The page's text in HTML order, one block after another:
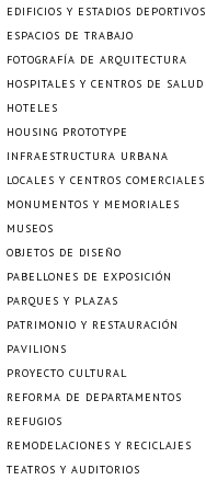
EDIFICIOS Y ESTADIOS DEPORTIVOS
ESPACIOS DE TRABAJO
FOTOGRAFÍA DE ARQUITECTURA
HOSPITALES Y CENTROS DE SALUD
HOTELES
HOUSING PROTOTYPE
INFRAESTRUCTURA URBANA
LOCALES Y CENTROS COMERCIALES
MONUMENTOS Y MEMORIALES
MUSEOS
OBJETOS DE DISEÑO
PABELLONES DE EXPOSICIÓN
PARQUES Y PLAZAS
PATRIMONIO Y RESTAURACIÓN
PAVILIONS
PROYECTO CULTURAL
REFORMA DE DEPARTAMENTOS
REFUGIOS
REMODELACIONES Y RECICLAJES
TEATROS Y AUDITORIOS